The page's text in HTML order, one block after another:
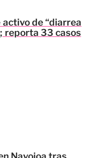
de “diarrea
reporta 33 casos